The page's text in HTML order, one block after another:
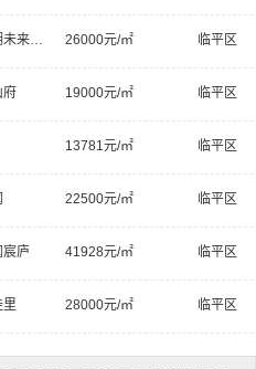
中骏鼎湖未来云城 26000元/㎡ 临平区
府 19000元/㎡ 临平区
13781元/㎡ 临平区
22500元/㎡ 临平区
庐 41928元/㎡ 临平区
里 28000元/㎡ 临平区